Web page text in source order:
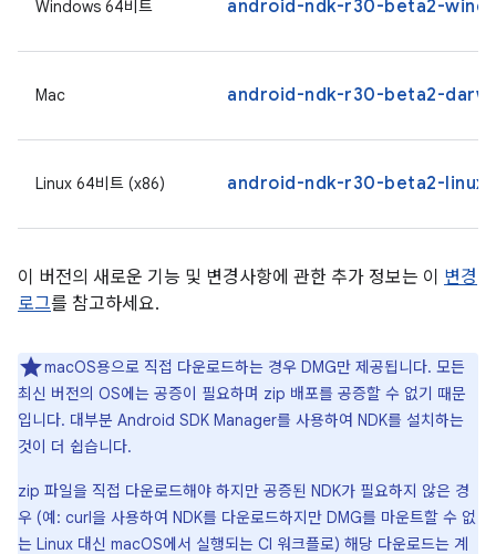
Windows 64비트 android-ndk-r30-beta2-
Mac android-ndk-r30-beta2-
Linux 64비트 (x86) android-ndk-r30-beta2-
이 버전의 새로운 기능 및 변경사항에 관한 추가 정보는 이 변경
로그를 참고하세요.
macOS용으로 직접 다운로드하는 경우 DMG만 제공됩니다. 모든
최신 버전의 OS에는 공증이 필요하며 zip 배포를 공증할 수 없기 때문
입니다. 대부분 Android SDK Manager를 사용하여 NDK를 설치하는
것이 더 쉽습니다.
zip 파일을 직접 다운로드해야 하지만 공증된 NDK가 필요하지 않은 경
우 (예: curl을 사용하여 NDK를 다운로드하지만 DMG를 마운트할 수 없
는 Linux 대신 macOS에서 실행되는 CI 워크플로) 해당 다운로드는 계